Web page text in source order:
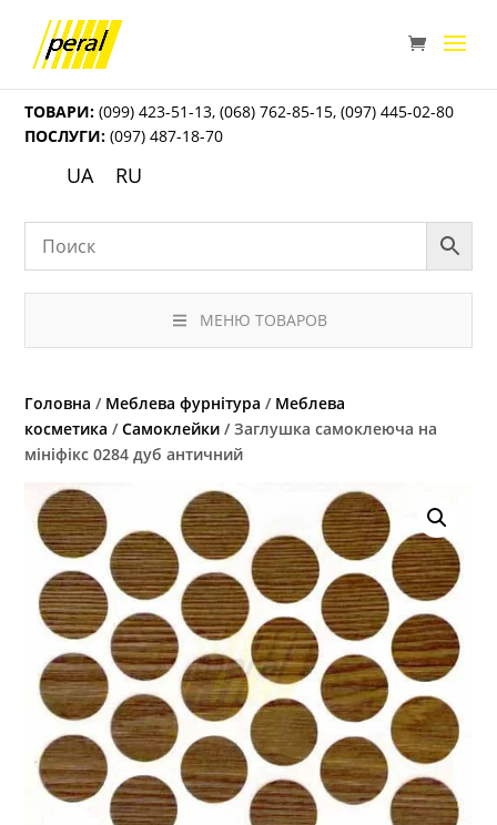
ТОВАРИ: (099) 423-51-13,(068) 762-85-15,(097) 445-02-80
ПОСЛУГИ: (097) 487-18-70
UA RU
МЕНЮ ТОВАРОВ
Головна / Меблева фурнітура / Меблева
косметика /Самоклейки / Заглушка самоклеюча на
мініфікс 0284 дуб античний